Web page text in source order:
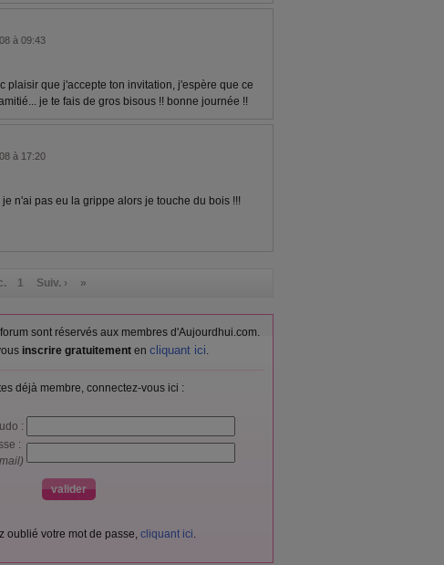
à 09:43
plaisir que j'accepte ton invitation, j'espère que ce
je te fais de gros bisous !! bonne journée !!
à 17:20
n'ai pas eu la grippe alors je touche du bois !!!
1 Suiv. › »
forum sont réservés aux membres d'Aujourdhui.com.
inscrire gratuitementen cliquant ici.
déjà membre, connectez-vous ici :
:
:
oublié votre mot de passe, cliquant ici.